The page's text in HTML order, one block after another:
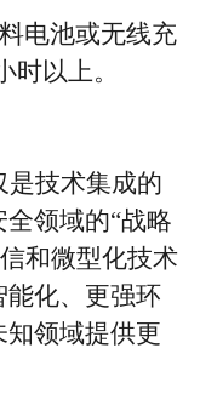
电池或无线充
时以上。
是技术集成的
全领域的“战略
和微型化技术
能化、更强环
领域提供更